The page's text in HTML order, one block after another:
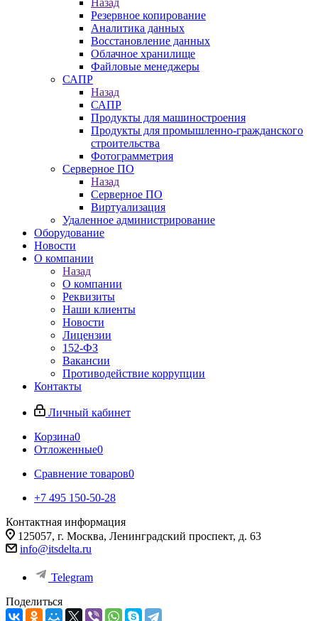
Назад
Резервное копирование
Аналитика данных
Восстановление данных
Облачное хранилище
Файловые менеджеры
САПР
Назад
САПР
Продукты для машиностроения
Продукты для промышленно-гражданского
строительства
Фотограмметрия
Серверное ПО
Назад
Серверное ПО
Виртуализация
Удаленное администрирование
Оборудование
Новости
О компании
Назад
О компании
Реквизиты
Наши клиенты
Новости
Лицензии
152-ФЗ
Вакансии
Противодействие коррупции
Контакты
Личный кабинет
Корзина0
Отложенные0
Сравнение товаров0
+7 495 150-50-28
Контактная информация
125057, г. Москва, Ленинградский проспект, д. 63
info@itsdelta.ru
Telegram
Поделиться